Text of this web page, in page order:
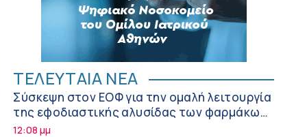
ΤΕΛΕΥΤΑΙΑ ΝΕΑ
Σύσκεψη στον ΕΟΦ για την ομαλή λειτουργία
της εφοδιαστικής αλυσίδας των φαρμάκων
στη διάρκεια του καλοκαιριού
12:08 μμ